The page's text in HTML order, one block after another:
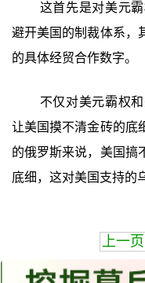
这首先是对美元
避开美国的制裁体系，
的具体经贸合作数字。
不仅对美元霸权
让美国摸不清金砖的底
的俄罗斯来说，美国搞
底细，这对美国支持的
上一页